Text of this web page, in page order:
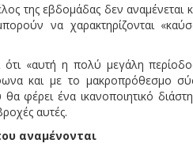
της εβδομάδας δεν
να χαρακτηρίζονται
«αυτή η πολύ μεγάλη
και με το μακροπρόθεσμο
φέρει ένα ικανοποιητικό
αυτές.
αναμένονται